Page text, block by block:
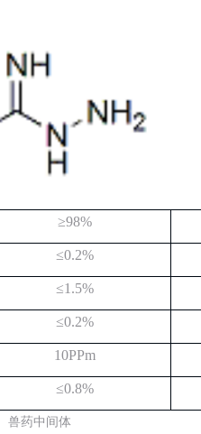
≥98%
≤0.2%
≤1.5%
≤0.2%
10PPm
≤0.8%
、兽药中间体